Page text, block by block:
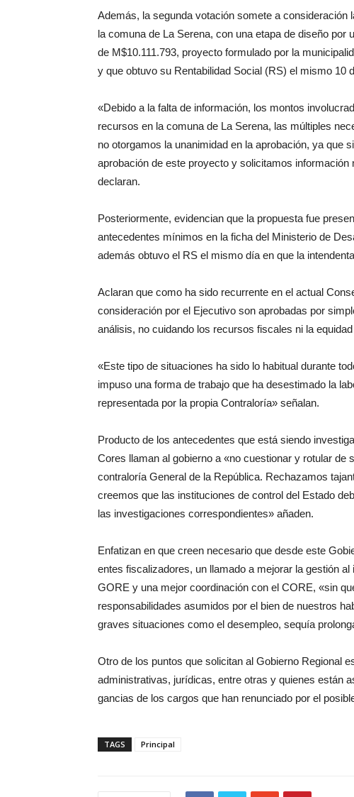
Además, la segunda votación somete a
la comuna de La Serena, con una etapa de diseño por
de M$10.111.793, proyecto formulado por la
y que obtuvo su Rentabilidad Social (RS) el mismo 10
«Debido a la falta de información, los montos
recursos en la comuna de La Serena, las múltiples
no otorgamos la unanimidad en la aprobación, ya que
aprobación de este proyecto y solicitamos
declaran.
Posteriormente, evidencian que la propuesta fue
antecedentes mínimos en la ficha del Ministerio de
además obtuvo el RS el mismo día en que la
Aclaran que como ha sido recurrente en el actual
consideración por el Ejecutivo son aprobadas por
análisis, no cuidando los recursos fiscales ni la
«Este tipo de situaciones ha sido lo habitual durante
impuso una forma de trabajo que ha desestimado la
representada por la propia Contraloría» señalan.
Producto de los antecedentes que está siendo
Cores llaman al gobierno a «no cuestionar y rotular
contraloría General de la República. Rechazamos
creemos que las instituciones de control del Estado
las investigaciones correspondientes» añaden.
Enfatizan en que creen necesario que desde este
entes fiscalizadores, un llamado a mejorar la gestión al
GORE y una mejor coordinación con el CORE, «sin
responsabilidades asumidos por el bien de nuestros
graves situaciones como el desempleo, sequía
Otro de los puntos que solicitan al Gobierno Regional
administrativas, jurídicas, entre otras y quienes están
gancias de los cargos que han renunciado por el
TAGS Principal